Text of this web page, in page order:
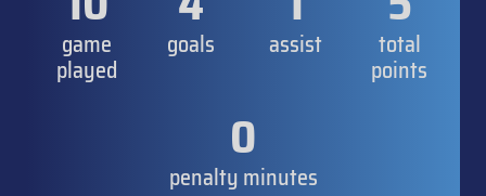
game
played
goals assist total
points
0
penalty minutes